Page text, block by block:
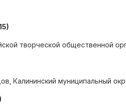
творческой общественной
Калининский муниципальный